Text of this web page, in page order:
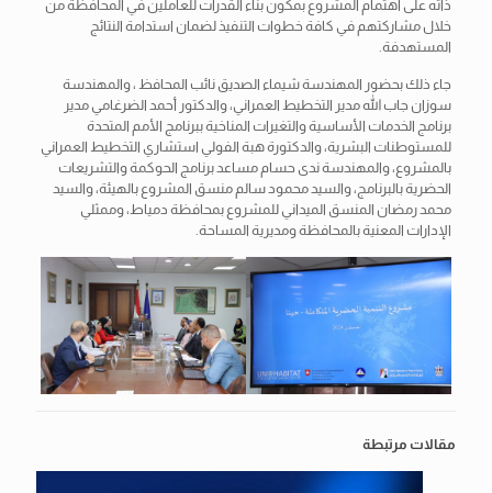
ذاته على اهتمام المشروع بمكون بناء القدرات للعاملين في المحافظة من
خلال مشاركتهم في كافة خطوات التنفيذ لضمان استدامة النتائج
المستهدفة.
جاء ذلك بحضور المهندسة شيماء الصديق نائب المحافظ ، والمهندسة
سوزان جاب الله مدير التخطيط العمراني، والدكتور أحمد الضرغامي مدير
برنامج الخدمات الأساسية والتغيرات المناخية ببرنامج الأمم المتحدة
للمستوطنات البشرية، والدكتورة هبة الفولي استشاري التخطيط العمراني
بالمشروع، والمهندسة ندى حسام مساعد برنامج الحوكمة والتشريعات
الحضرية بالبرنامج، والسيد محمود سالم منسق المشروع بالهيئة، والسيد
محمد رمضان المنسق الميداني للمشروع بمحافظة دمياط، وممثلي
الإدارات المعنية بالمحافظة ومديرية المساحة.
مقالات مرتبطة